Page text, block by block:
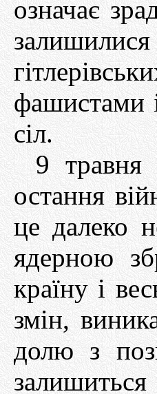
означає
фашистами
сіл.
9 травня
остання
це далеко
ядерною
країну і
змін,
долю з